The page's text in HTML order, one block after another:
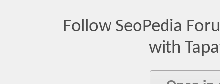
Follow SeoPedia
with